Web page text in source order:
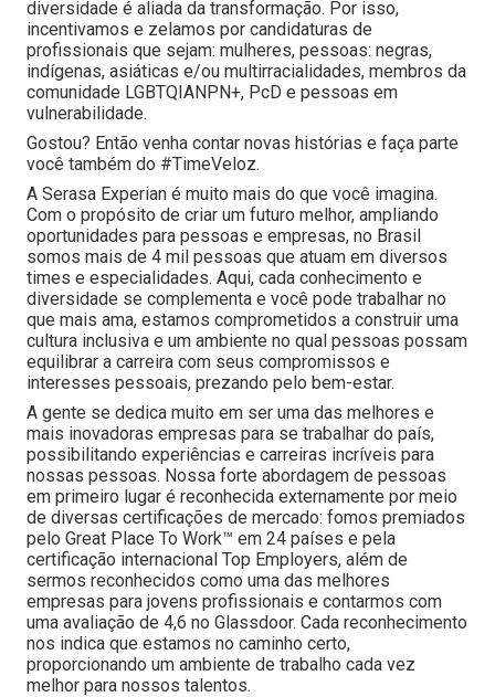
diversidade é aliada da transformação. Por isso,
incentivamos e zelamos por candidaturas de
profissionais que sejam: mulheres, pessoas: negras,
indígenas, asiáticas e/ou multirracialidades, membros da
comunidade LGBTQIANPN+, PcD e pessoas em
vulnerabilidade.
Gostou? Então venha contar novas histórias e faça parte
você também do #TimeVeloz.
A Serasa Experian é muito mais do que você imagina.
Com o propósito de criar um futuro melhor, ampliando
oportunidades para pessoas e empresas, no Brasil
somos mais de 4 mil pessoas que atuam em diversos
times e especialidades. Aqui, cada conhecimento e
diversidade se complementa e você pode trabalhar no
que mais ama, estamos comprometidos a construir uma
cultura inclusiva e um ambiente no qual pessoas possam
equilibrar a carreira com seus compromissos e
interesses pessoais, prezando pelo bem-estar.
A gente se dedica muito em ser uma das melhores e
mais inovadoras empresas para se trabalhar do país,
possibilitando experiências e carreiras incríveis para
nossas pessoas. Nossa forte abordagem de pessoas
em primeiro lugar é reconhecida externamente por meio
de diversas certificações de mercado: fomos premiados
pelo Great Place To Work™ em 24 países e pela
certificação internacional Top Employers, além de
sermos reconhecidos como uma das melhores
empresas para jovens profissionais e contarmos com
uma avaliação de 4,6 no Glassdoor. Cada reconhecimento
nos indica que estamos no caminho certo,
proporcionando um ambiente de trabalho cada vez
melhor para nossos talentos.